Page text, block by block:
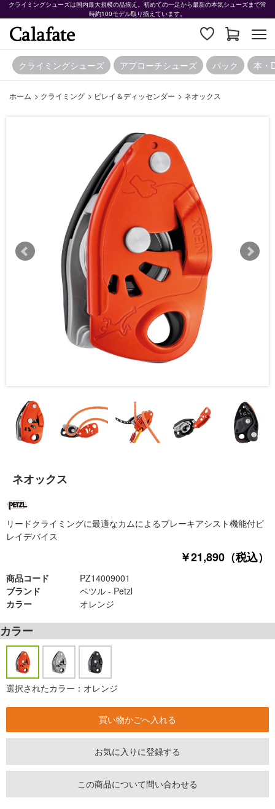
クライミングシューズは国内最大規模の品揃え。初めての一足から最新の本気シューズまで常
時約100モデル取り揃えています。
クライミングシューズ アプローチシューズ パック 本・
ホーム > クライミング > ビレイ＆ディッセンダー > ネオックス
ネオックス
リードクライミングに最適なカムによるブレーキアシスト機能付ビ
レイデバイス
￥21,890（税込）
商品コード
PZ14009001
ブランド
ペツル - Petzl
カラー
オレンジ
カラー
選択されたカラー：オレンジ
お気に入りに登録する
この商品について問い合わせる